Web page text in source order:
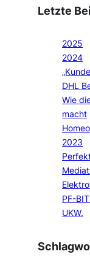
Letzte
2025
2024
DHL
Wie
macht
2023
PF-
UKW.